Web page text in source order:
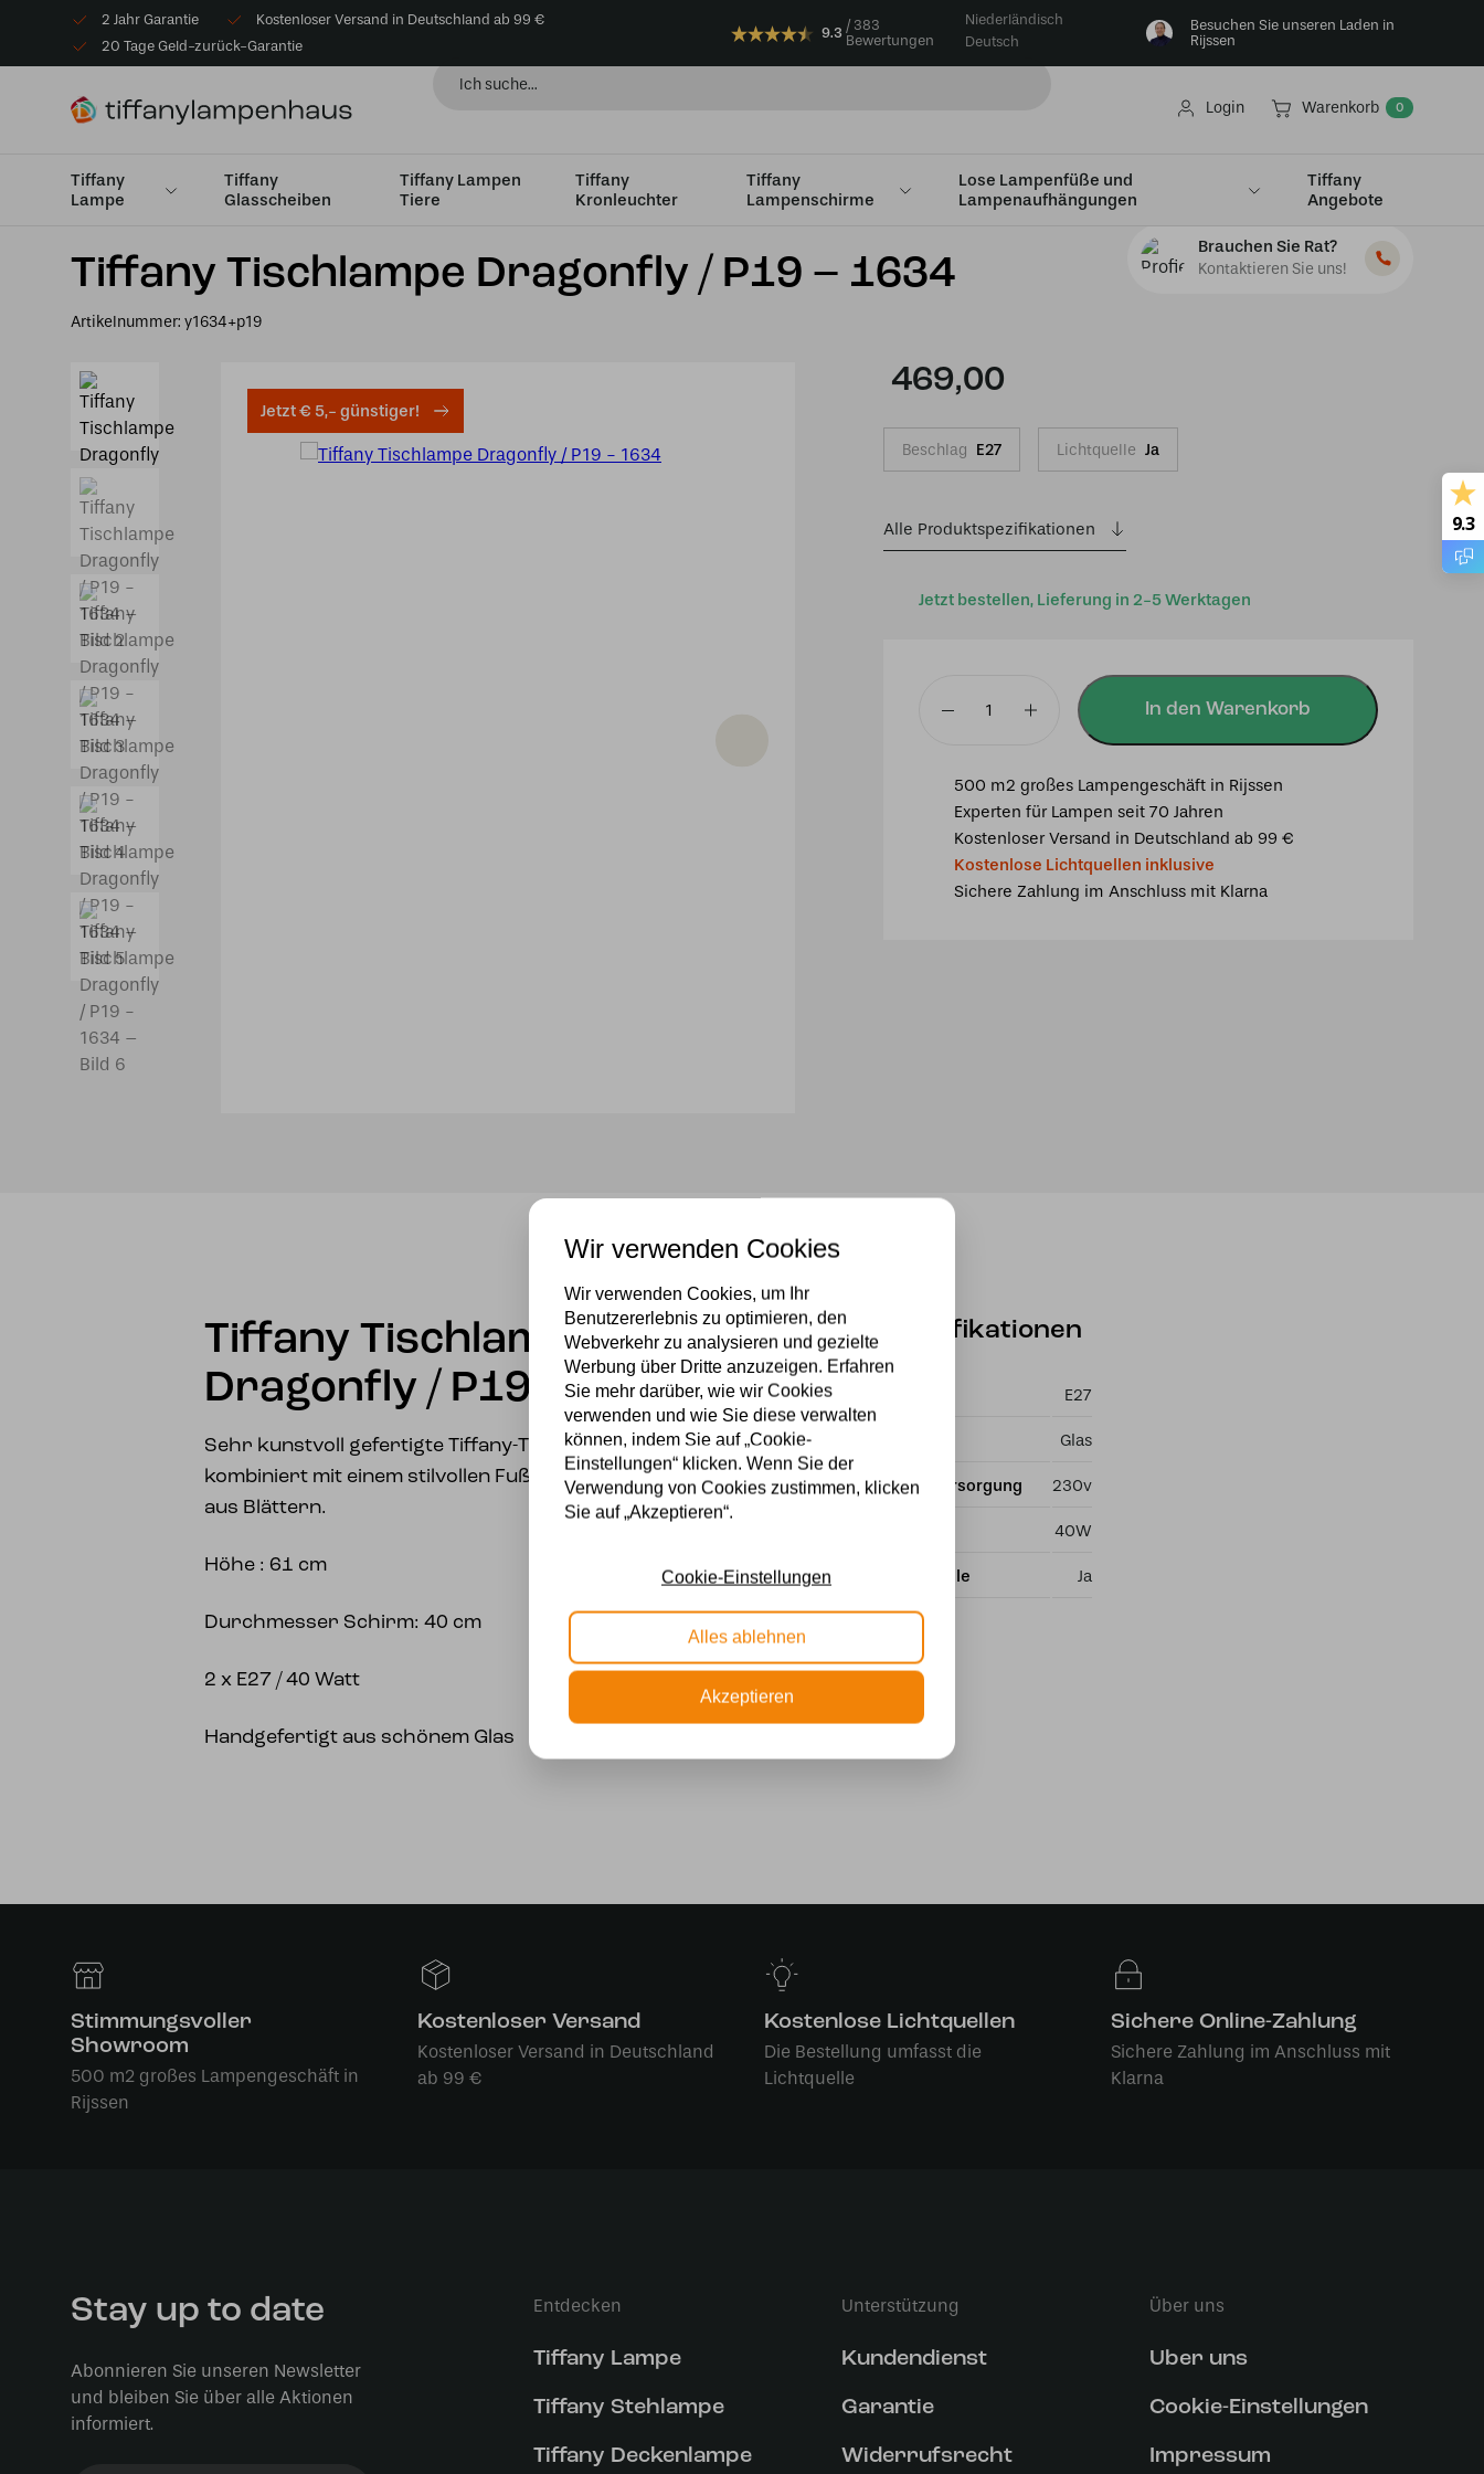
2 Jahr Garantie
Kostenloser Versand in Deutschland ab 99 €
20 Tage Geld-zurück-Garantie
9.3
383
Bewertungen
Niederländisch
Deutsch
Besuchen Sie unseren Laden in
Rijssen
Login Warenkorb 0
Tiffany
Lampe
Tiffany
Glasscheiben
Tiffany Lampen
Tiere
Tiffany
Kronleuchter
Tiffany
Lampenschirme
Lose Lampenfüße und
Lampenaufhängungen
Tiffany
Angebote
Startseite Tiffany Tischlampe Tischlampen Medium Ø36 - Ø49cm Tiffany Tischlampe Dragonfly / P19 – 1634
Tiffany Tischlampe Dragonfly / P19 – 1634
Artikelnummer: y1634+p19
Brauchen Sie Rat?
Kontaktieren Sie uns!
Jetzt € 5,- günstiger!
Jetzt bestellen, Lieferung in 2-5 Werktagen
469,00
Beschlag E27 Lichtquelle Ja
Alle Produktspezifikationen
In den Warenkorb
500 m2 großes Lampengeschäft in Rijssen
Experten für Lampen seit 70 Jahren
Kostenloser Versand in Deutschland ab 99 €
Kostenlose Lichtquellen inklusive
Sichere Zahlung im Anschluss mit Klarna
Tiffany Tischlampe
Dragonfly / P19 – 1634
Sehr kunstvoll gefertigte Tiffany-Tischlampe
kombiniert mit einem stilvollen Fuß mit einem Muster
aus Blättern.
Höhe : 61 cm
Durchmesser Schirm: 40 cm
2 x E27 / 40 Watt
Handgefertigt aus schönem Glas
Spezifikationen
E27
Glas
Stromversorgung 230v
40W
Lichtquelle Ja
Stimmungsvoller
Showroom
500 m2 großes Lampengeschäft in
Rijssen
Kostenloser Versand
Kostenloser Versand in Deutschland
ab 99 €
Kostenlose Lichtquellen
Die Bestellung umfasst die
Lichtquelle
Sichere Online-Zahlung
Sichere Zahlung im Anschluss mit
Klarna
9.3
Wir verwenden Cookies
Wir verwenden Cookies, um Ihr
Benutzererlebnis zu optimieren, den
Webverkehr zu analysieren und gezielte
Werbung über Dritte anzuzeigen. Erfahren
Sie mehr darüber, wie wir Cookies
verwenden und wie Sie diese verwalten
können, indem Sie auf „Cookie-
Einstellungen“ klicken. Wenn Sie der
Verwendung von Cookies zustimmen, klicken
Sie auf „Akzeptieren“.
Cookie-Einstellungen
Alles ablehnen
Akzeptieren
Stay up to date
Abonnieren Sie unseren Newsletter
und bleiben Sie über alle Aktionen
informiert.
Entdecken
Tiffany Lampe
Tiffany Stehlampe
Tiffany Deckenlampe
Unterstützung
Kundendienst
Garantie
Widerrufsrecht
Über uns
Uber uns
Cookie-Einstellungen
Impressum